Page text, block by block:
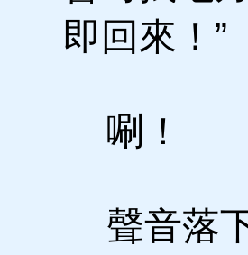
即回來！”
唰！
聲音落